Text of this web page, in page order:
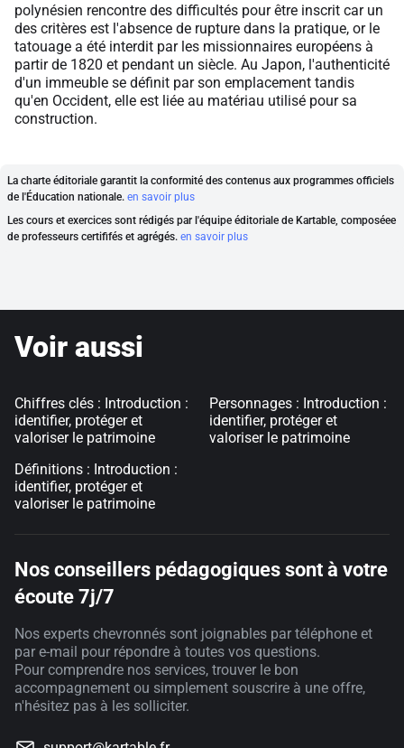
polynésien rencontre des difficultés pour être inscrit car un
des critères est l'absence de rupture dans la pratique, or le
tatouage a été interdit par les missionnaires européens à
partir de 1820 et pendant un siècle. Au Japon, l'authenticité
d'un immeuble se définit par son emplacement tandis
qu'en Occident, elle est liée au matériau utilisé pour sa
construction.
La charte éditoriale garantit la conformité des contenus aux programmes officiels
de l'Éducation nationale. en savoir plus
Les cours et exercices sont rédigés par l'équipe éditoriale de Kartable, composéee
de professeurs certififés et agrégés. en savoir plus
Voir aussi
Chiffres clés : Introduction :
identifier, protéger et
valoriser le patrimoine
Définitions : Introduction :
identifier, protéger et
valoriser le patrimoine
Personnages : Introduction :
identifier, protéger et
valoriser le patrimoine
Nos conseillers pédagogiques sont à votre
écoute 7j/7
Nos experts chevronnés sont joignables par téléphone et
par e-mail pour répondre à toutes vos questions.
Pour comprendre nos services, trouver le bon
accompagnement ou simplement souscrire à une offre,
n'hésitez pas à les solliciter.